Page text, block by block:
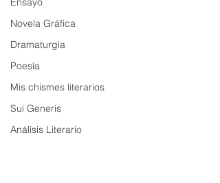
Novela Gráfica
Dramaturgia
Poesía
Mis chismes literarios
Sui Generis
Análisis Literario